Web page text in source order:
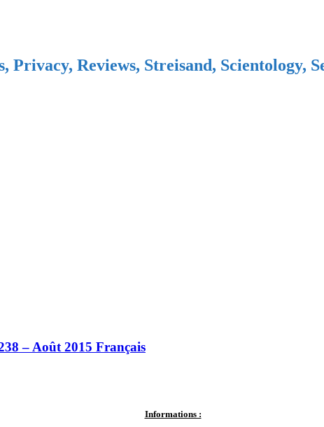
Privacy, Reviews, Streisand, Scientology,
– Août 2015 Français
Informations :